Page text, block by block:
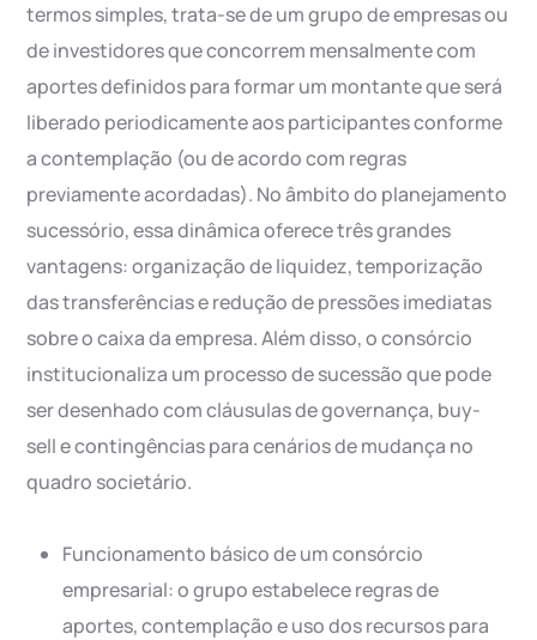
termos simples, trata-se de um grupo de empresas ou
de investidores que concorrem mensalmente com
aportes definidos para formar um montante que será
liberado periodicamente aos participantes conforme
a contemplação (ou de acordo com regras
previamente acordadas). No âmbito do planejamento
sucessório, essa dinâmica oferece três grandes
vantagens: organização de liquidez, temporização
das transferências e redução de pressões imediatas
sobre o caixa da empresa. Além disso, o consórcio
institucionaliza um processo de sucessão que pode
ser desenhado com cláusulas de governança, buy-
sell e contingências para cenários de mudança no
quadro societário.
Funcionamento básico de um consórcio
empresarial: o grupo estabelece regras de
aportes, contemplação e uso dos recursos para